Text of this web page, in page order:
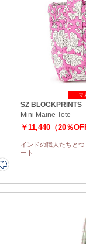
SZ BLOCKPRINTS
Mini Maine Tote
￥11,440（20％
インドの職人たちと
ート